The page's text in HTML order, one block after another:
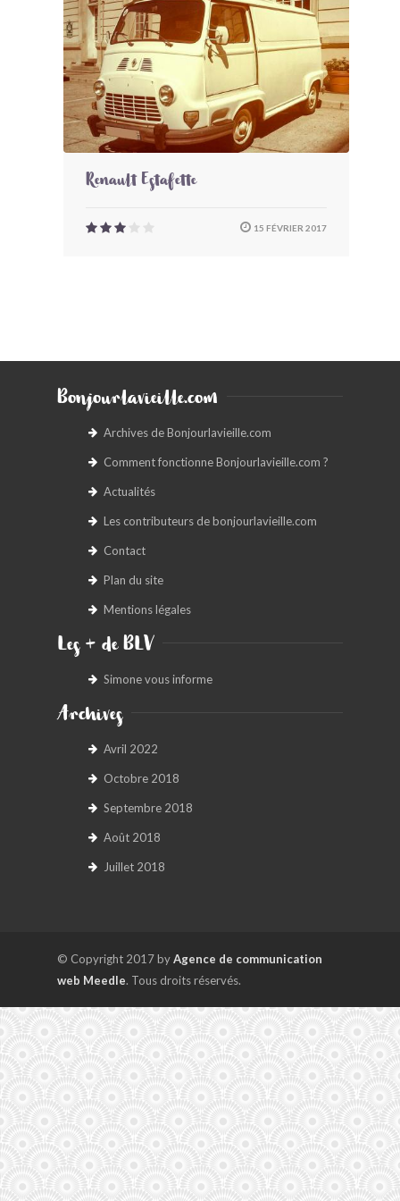
BONJOURLAVIEILLE ?
MODÈLES ET MARQUES
COMMENT FONCTIONNE BLV ?
Renault Estafette
15 FÉVRIER 2017
Bonjourlavieille.com
Archives de Bonjourlavieille.com
Comment fonctionne Bonjourlavieille.com ?
Actualités
Les contributeurs de bonjourlavieille.com
Contact
Plan du site
Mentions légales
Les + de BLV
Simone vous informe
Archives
Avril 2022
Octobre 2018
Septembre 2018
Août 2018
Juillet 2018
© Copyright 2017 byAgence de communication
web Meedle. Tous droits réservés.